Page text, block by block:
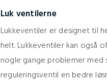
Luk ventilerne
Lukkeventiler er designet til
helt. Lukkeventiler kan også
nogle gange problemer
reguleringsventil en bedre